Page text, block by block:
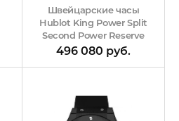
Швейцарские часы
Hublot King Power Split
Second Power Reserve
496 080 руб.